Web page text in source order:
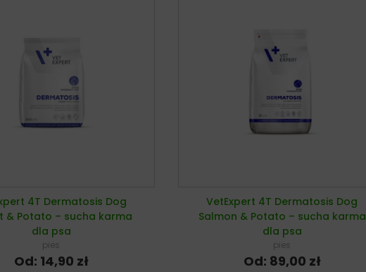
4T Dermatosis Dog
& Potato – sucha karma
dla psa
pies
Od: 14,90 zł
VetExpert 4T Dermatosis Dog
Salmon & Potato – sucha karma
dla psa
pies
Od: 89,00 zł